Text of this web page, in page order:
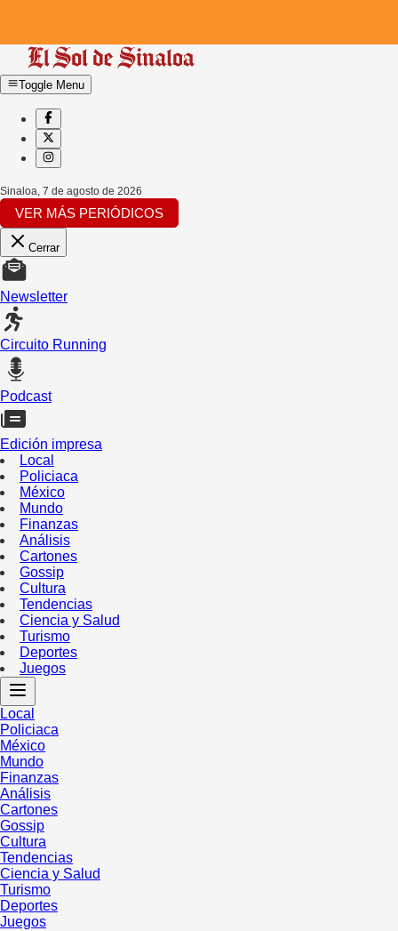
Toggle Menu
Sinaloa, 7 de agosto de 2026
VER MÁS PERIÓDICOS
Cerrar
Newsletter
Circuito Running
Podcast
Edición impresa
Local
Policiaca
México
Mundo
Finanzas
Análisis
Cartones
Gossip
Cultura
Tendencias
Ciencia y Salud
Turismo
Deportes
Juegos
Local
Policiaca
México
Mundo
Finanzas
Análisis
Cartones
Gossip
Cultura
Tendencias
Ciencia y Salud
Turismo
Deportes
Juegos